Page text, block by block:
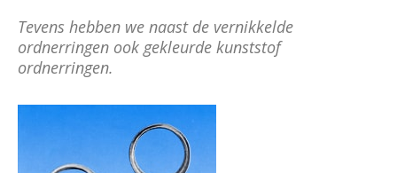
Tevens hebben we naast de vernikkelde
ordnerringen ook gekleurde kunststof
ordnerringen.